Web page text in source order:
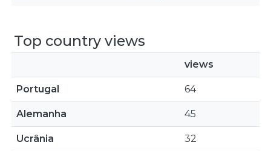
Top country views
views
Portugal 64
Alemanha 45
Ucrânia 32